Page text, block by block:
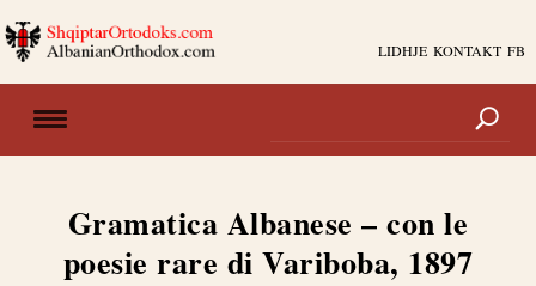
LIDHJE KONTAKT FB
Gramatica Albanese – con le
poesie rare di Variboba, 1897